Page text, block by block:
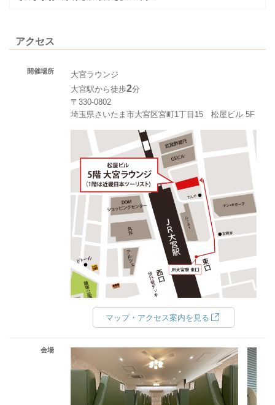
アクセス
開催場所
大宮ラウンジ
大宮駅から徒歩2分
〒330-0802
埼玉県さいたま市大宮区宮町1丁目15 松屋ビル 5F
マップ・アクセス案内を見る
会場